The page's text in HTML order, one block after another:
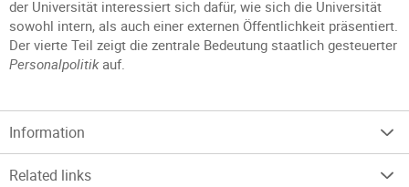
der Universität interessiert sich dafür, wie sich die Universität
sowohl intern, als auch einer externen Öffentlichkeit präsentiert.
Der vierte Teil zeigt die zentrale Bedeutung staatlich gesteuerter
Personalpolitikauf.
Information
Related links